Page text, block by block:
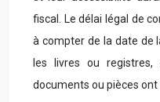
fiscal. Le délai légal de
à compter de la date de
les livres ou
documents ou pièces ont